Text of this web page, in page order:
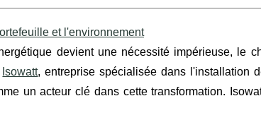
et l'environnement
devient une nécessité impérieuse, le
Isowatt, entreprise spécialisée dans l'installation
un acteur clé dans cette transformation.